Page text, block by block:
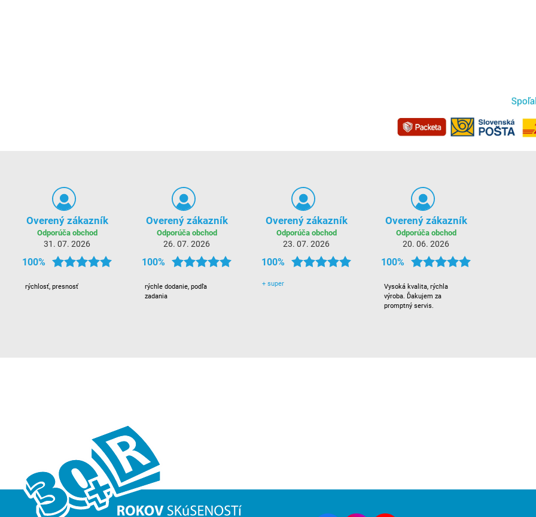
Overený zákazník
Odporúča obchod
31. 07. 2026
100%
rýchlosť, presnosť
Overený zákazník
Odporúča obchod
26. 07. 2026
100%
rýchle dodanie, podľa
zadania
Overený zákazník
Odporúča obchod
23. 07. 2026
100%
+ super
Overený zákazník
Odporúča obchod
20. 06. 2026
100%
Vysoká kvalita, rýchla
výroba. Ďakujem za
promptný servis.